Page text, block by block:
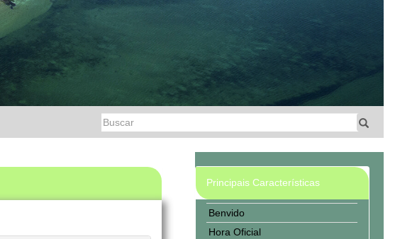
Principais Características
Benvido
Hora Oficial